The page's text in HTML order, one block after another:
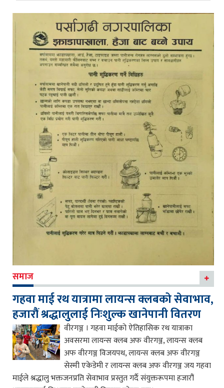
समाज
गहवा माई रथ यात्रामा लायन्स क्लबको सेवाभाव,
हजारौं श्रद्धालुलाई निःशुल्क खानेपानी वितरण
वीरगञ्ज । गहवा माईको ऐतिहासिक रथ यात्राका
अवसरमा लायन्स क्लब अफ वीरगञ्ज, लायन्स क्लब
अफ वीरगञ्ज विजयपथ, लायन्स क्लब अफ वीरगञ्ज
सेस्मी एकेडेमी र लायन्स क्लब अफ वीरगञ्ज जय गहवा
माईले श्रद्धालु भक्तजनप्रति सेवाभाव प्रस्तुत गर्दै संयुक्तरूपमा हजारौं